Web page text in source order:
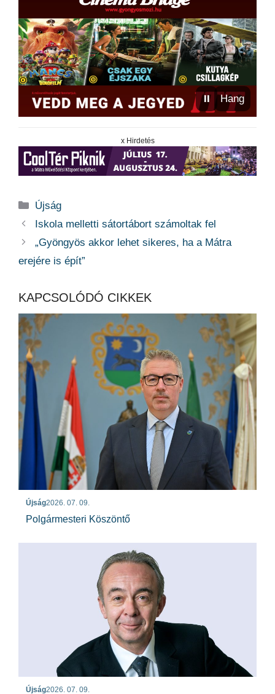
⏸ Hang
x Hirdetés
Kategória
Újság
Iskola melletti sátortábort számoltak fel
„Gyöngyös akkor lehet sikeres, ha a Mátra
erejére is épít”
KAPCSOLÓDÓ CIKKEK
Újság2026. 07. 09.
Polgármesteri Köszöntő
Újság2026. 07. 09.